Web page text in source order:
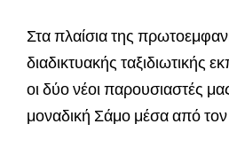
Στα πλαίσια της
διαδικτυακής ταξιδιωτικής
οι δύο νέοι παρουσιαστές
μοναδική Σάμο μέσα από